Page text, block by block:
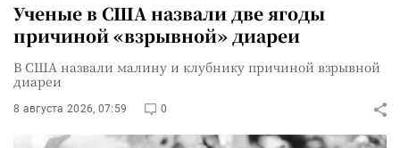
Ученые в США назвали две ягоды
причиной «взрывной» диареи
В США назвали малину и клубнику причиной взрывной
диареи
8 августа 2026, 07:59 0